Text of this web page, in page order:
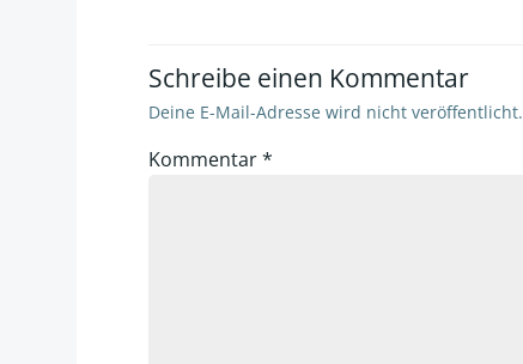
Schreibe einen Kommentar
Deine E-Mail-Adresse wird nicht veröffentlicht.
Kommentar*